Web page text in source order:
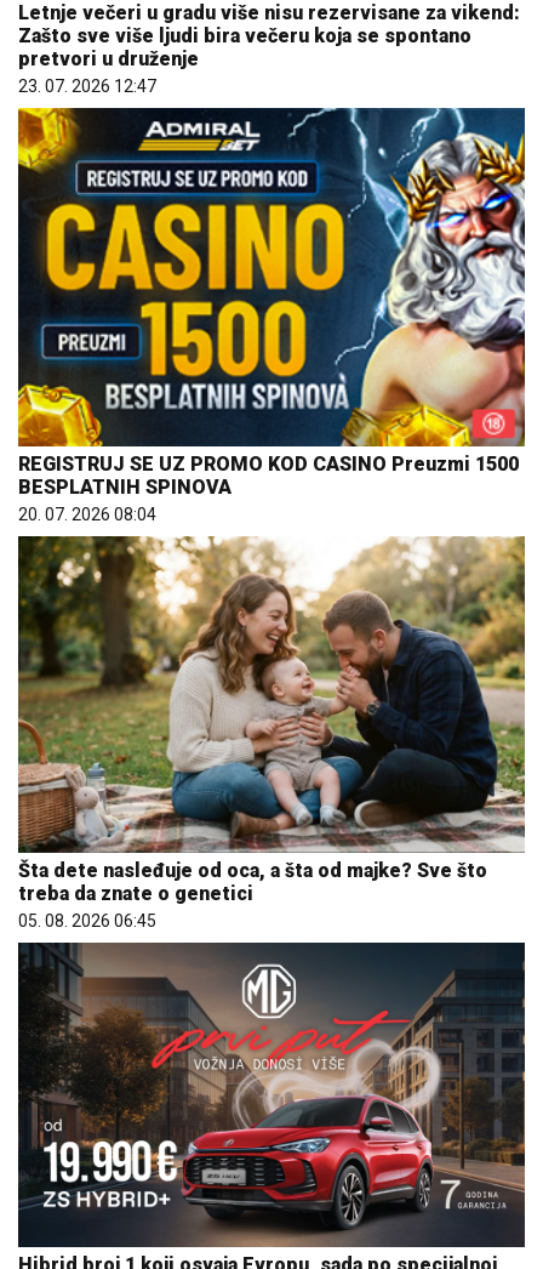
Letnje večeri u gradu više nisu rezervisane za vikend:
Zašto sve više ljudi bira večeru koja se spontano
pretvori u druženje
23. 07. 2026 12:47
REGISTRUJ SE UZ PROMO KOD CASINO Preuzmi 1500
BESPLATNIH SPINOVA
20. 07. 2026 08:04
Šta dete nasleđuje od oca, a šta od majke? Sve što
treba da znate o genetici
05. 08. 2026 06:45
Hibrid broj 1 koji osvaja Evropu, sada po specijalnoj